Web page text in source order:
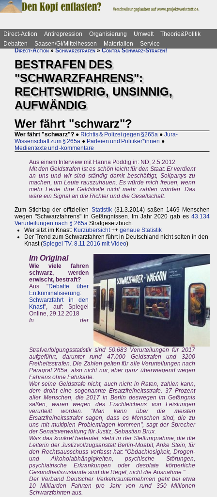
Direct-Action Antirepression Organisierung Umwelt
Theorie&Politik
Debatten
Saasen/GI/Mittelhessen Materialien
Service
Direct-Action»Schwarzstrafen»Contra Schwarz-Strafen!
BESTRAFEN DES
"SCHWARZFAHRENS":
RECHTSWIDRIG, UNSINNIG,
AUFWÄNDIG
Wer fährt "schwarz"?
Wer fährt "schwarz"? ● Richtis & Polizei gegen §265a ● Jura-
Wissenschaft zum § 265a ● Parteien und Politiker*innen ●
Medientexte und -kommentare
Aus einem Interview mit Hanna Poddig in: ND, 2.5.2012
Mit den Geldstrafen ist es schön leicht für den Staat: Er verdient
an uns und wir sind ständig damit beschäftigt, Solipartys zu
machen, um Leute rauszuhauen. Es würde mich freuen, wenn
mehr Leute ihre Geldstrafe nicht mehr zahlen würden. Das
wäre ein Signal an die Richter und die Gesellschaft.
Zum Stichtag der offiziellen Statistik(31.3.2014) saßen 1469 Menschen
wegen "Schwarzfahrens" in Gefängnissen. Im Jahr 2020 gab es43.134
Verurteilungen nach § 265a Strafgesetzbuch.
Wer sitzt im Knast: Kurzübersicht++ genaue Statistik
Der Trend zum Schwarzfahren führt in Deutschland nicht selten in den
Knast (Spiegel TV, 8.11.2016 mit Video)
Im Original
Wie viele fahren
schwarz, werden
erwischt, bestraft?
Aus "Debatte über
Entkriminalisierung:
Schwarzfahrt in den
Knast", auf: Spiegel
Online, 29.12.2018
In der
Strafverfolgungsstatistik sind 50.683 Verurteilungen für 2017
aufgeführt, darunter rund 47.000 Geldstrafen und 3200
Freiheitsstrafen. Die Zahlen gelten für alle Verurteilungen nach
Paragraf 265a, also nicht nur, aber ganz überwiegend wegen
Fahrens ohne Fahrkarte.
Wer seine Geldstrafe nicht, auch nicht in Raten, zahlen kann,
dem droht eine sogenannte Ersatzfreiheitsstrafe. 37 Prozent
aller Menschen, die 2017 in Berlin deswegen im Gefängnis
saßen, waren wegen des Erschleichens von Leistungen
verurteilt worden. "Man kann über die meisten
Ersatzfreiheitsstrafer sagen, dass es Menschen sind, die zu
uns mit multiplen Problemlagen kommen", sagt der Sprecher
der Senatsverwaltung für Justiz, Sebastian Brux.
Was das konkret bedeutet, steht in der Stellungnahme, die die
Leiterin der Justizvollzugsanstalt Berlin-Moabit, Anke Stein, für
den Rechtsausschuss verfasst hat: "Obdachlosigkeit, Drogen-
und Alkoholabhängigkeiten, psychische Störungen,
psychiatrische Erkrankungen oder desolate körperliche
Gesundheitszustände sind die Regel, nicht die Ausnahme." ...
Der Verband Deutscher Verkehrsunternehmen geht bei etwa
10 Milliarden Fahrten pro Jahr von rund 350 Millionen
Schwarzfahrten aus.